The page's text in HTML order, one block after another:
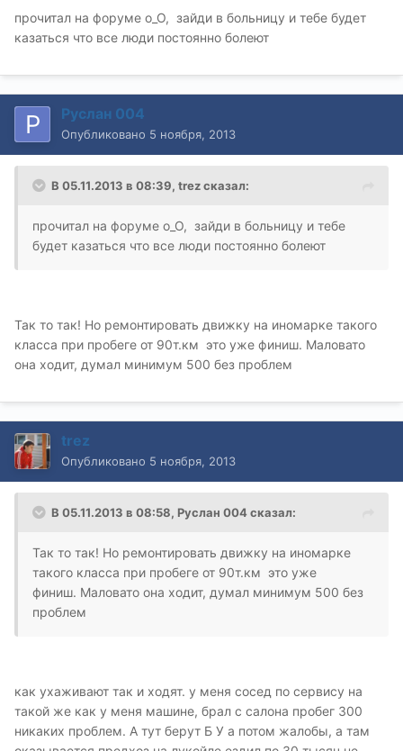
прочитал на форуме о_О, зайди в больницу и тебе будет
казаться что все люди постоянно болеют
Руслан 004
Опубликовано 5 ноября, 2013
В 05.11.2013 в 08:39, trez сказал:
прочитал на форуме о_О, зайди в больницу и тебе
будет казаться что все люди постоянно болеют
Так то так! Но ремонтировать движку на иномарке такого
класса при пробеге от 90т.км это уже финиш. Маловато
она ходит, думал минимум 500 без проблем
trez
Опубликовано 5 ноября, 2013
В 05.11.2013 в 08:58, Руслан 004 сказал:
Так то так! Но ремонтировать движку на иномарке
такого класса при пробеге от 90т.км это уже
финиш. Маловато она ходит, думал минимум 500 без
проблем
как ухаживают так и ходят. у меня сосед по сервису на
такой же как у меня машине, брал с салона пробег 300
никаких проблем. А тут берут Б У а потом жалобы, а там